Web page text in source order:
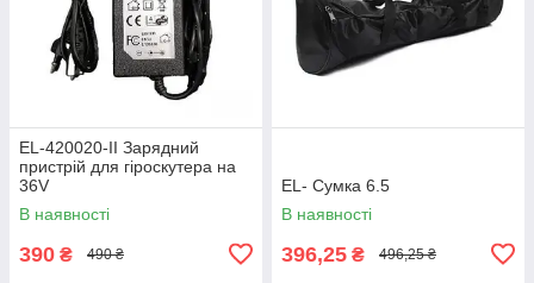
EL-420020-II Зарядний
пристрій для гіроскутера на
36V
В наявності
390 ₴ 490 ₴
EL- Сумка 6.5
В наявності
396,25 ₴ 496,25 ₴